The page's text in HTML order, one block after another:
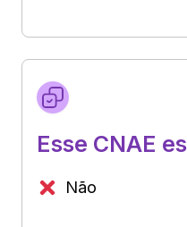
Esse CNAE
Não